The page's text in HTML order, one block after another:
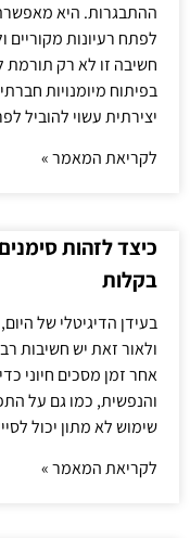
ההתבגרות. היא
לפתח רעיונות
חשיבה זו לא רק תורמת
בפיתוח מיומנויות
יצירתית עשוי להוביל
לקריאת המאמר »
כיצד לזהות
בקלות
בעידן הדיגיטלי של
ולאור זאת יש חשיבות
אחר זמן מסכים חיוני
והנפשית, כמו גם על
שימוש לא מתון יכול
לקריאת המאמר »